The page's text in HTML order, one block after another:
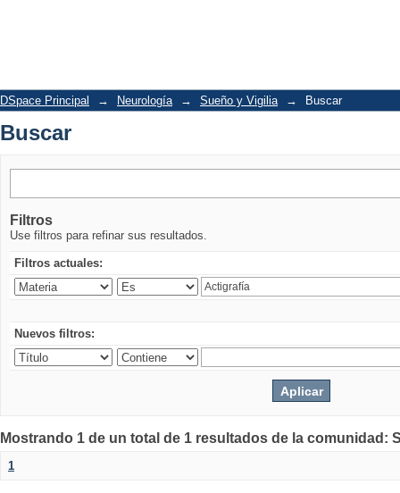
DSpace Principal → Neurología → Sueño y Vigilia → Buscar
Buscar
Filtros
Use filtros para refinar sus resultados.
Filtros actuales:
Nuevos filtros:
Mostrando 1 de un total de 1 resultados de la comunidad:
1